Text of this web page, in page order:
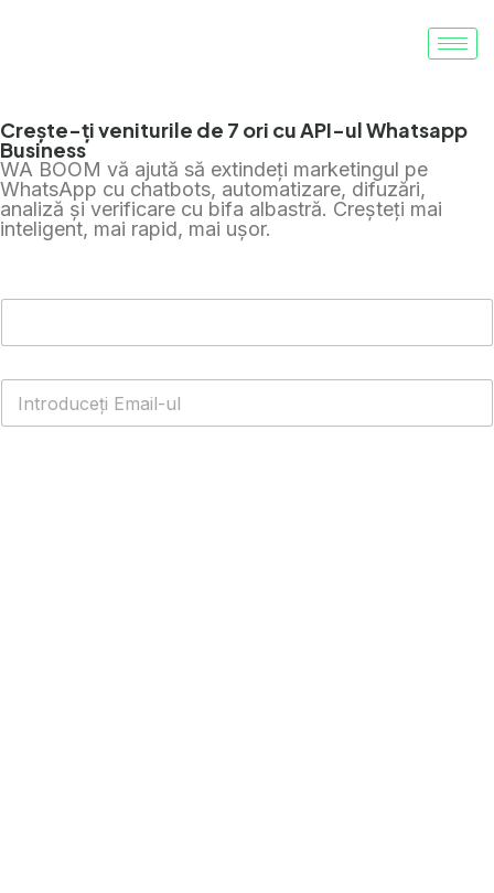
Crește-ți veniturile de 7 ori cu API-ul Whatsapp
Business
WA BOOM vă ajută să extindeți marketingul pe
WhatsApp cu chatbots, automatizare, difuzări,
analiză și verificare cu bifa albastră. Creșteți mai
inteligent, mai rapid, mai ușor.